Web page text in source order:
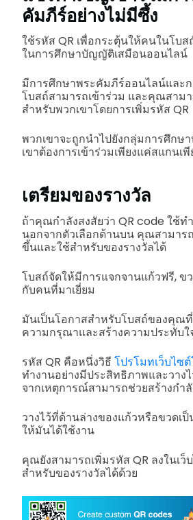
คัมภีร์อย่างไม่มีซึ้ง
ใช้รหัส QR เพื่อกระตุ้นให้คนในโบ
ในการศึกษาบัญญัติเสมือนออนไลน์
มีการศึกษาพระคัมภีร์ออนไลน์และ
โบสถ์สามารถเข้าร่วม และคุณสาม
สำหรับพวกเขาโดยการเพิ่มรหัส QR
พวกเขาจะถูกนำไปยังกลุ่มการศึก
เขาต้องการเข้าร่วมเพียงแค่สแกนเพี
เตรียมของรางวัล
ถ้าคุณกำลังสงสัยว่า QR code ใช้ท
นอกจากตัวเลือกด้านบน คุณสามาร
ขึ้นและใช้สำหรับของรางวัลได้
โบสถ์จัดให้มีการแจกจานแก้วฟรี, ข
กับคนที่มาเยี่ยม
มันเป็นโอกาสสำหรับโบสถ์ของคุณ
ความกรุณาและสร้างความประทับ
รหัส QR คือหนึ่งวิธี โปรโมทเว็บไซ
ทำงานอย่างมีประสิทธิภาพและวาง
จากเหตุการณ์สามารถช่วยสร้างกำ
วางไว้ที่ด้านล่างของแก้วหรือขวดเ
ให้มันได้ใช้งาน
คุณยังสามารถเพิ่มรหัส QR ลงในเว็
สำหรับของรางวัลได้ด้วย